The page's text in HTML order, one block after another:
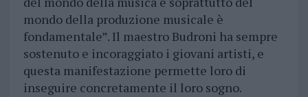
mondo della produzione musicale è
fondamentale”. Il maestro Budroni ha sempre
sostenuto e incoraggiato i giovani artisti, e
questa manifestazione permette loro di
inseguire concretamente il loro sogno.